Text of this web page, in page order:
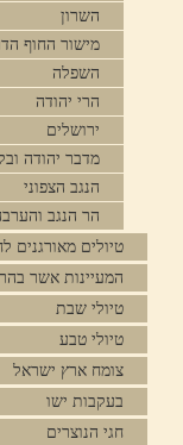
השרון
מישור החוף
השפלה
הרי יהודה
ירושלים
מדבר יהודה
הנגב הצפוני
הר הנגב
טיולים מאורגנים
המעיינות אשר בהר
טיולי שבת
טיולי טבע
צומח ארץ ישראל
בעקבות ישו
חגי הנוצרים